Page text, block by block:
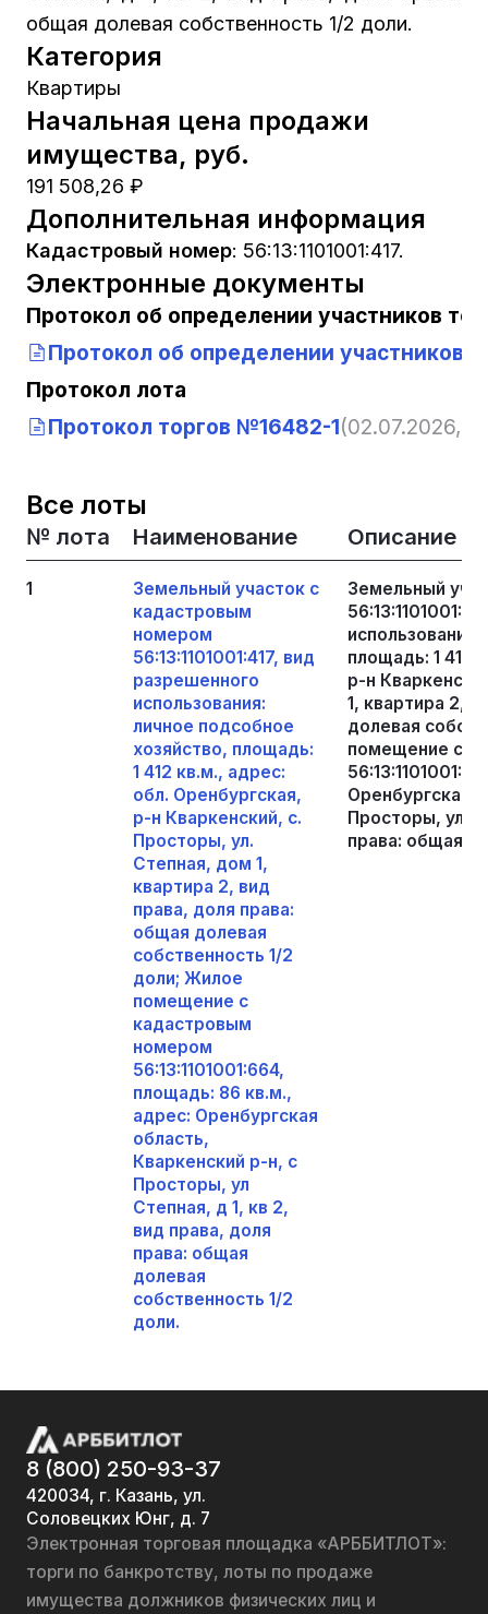
общая долевая собственность 1/2 доли.
Категория
Квартиры
Начальная цена продажи
имущества, руб.
191 508,26 ₽
Дополнительная информация
Кадастровый номер: 56:13:1101001:417.
Электронные документы
Протокол об определении участников
Протокол об определении участников
Протокол лота
Протокол торгов №16482-1(02.07.2026,
Все лоты
№ лота Наименование Описание
1
Земельный участок с
кадастровым
номером
56:13:1101001:417, вид
разрешенного
использования:
личное подсобное
хозяйство, площадь:
1 412 кв.м., адрес:
обл. Оренбургская,
р-н Кваркенский, с.
Просторы, ул.
Степная, дом 1,
квартира 2, вид
права, доля права:
общая долевая
собственность 1/2
доли; Жилое
помещение с
кадастровым
номером
56:13:1101001:664,
площадь: 86 кв.м.,
адрес: Оренбургская
область,
Кваркенский р-н, с
Просторы, ул
Степная, д 1, кв 2,
вид права, доля
права: общая
долевая
собственность 1/2
доли.
Земельный
площадь: 1 412
р-н
1, квартира 2,
долевая
помещение с
Оренбургская
Просторы, ул
права: общая
8 (800) 250-93-37
420034, г. Казань, ул.
Соловецких Юнг, д. 7
Электронная торговая площадка «АРББИТЛОТ»:
торги по банкротству, лоты по продаже
имущества должников физических лиц и